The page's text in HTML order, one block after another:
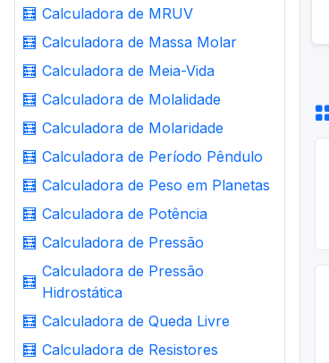
🧮 Calculadora de MRUV
🧮 Calculadora de Massa Molar
🧮 Calculadora de Meia-Vida
🧮 Calculadora de Molalidade
🧮 Calculadora de Molaridade
🧮 Calculadora de Período Pêndulo
🧮 Calculadora de Peso em Planetas
🧮 Calculadora de Potência
🧮 Calculadora de Pressão
🧮
Calculadora de Pressão
Hidrostática
🧮 Calculadora de Queda Livre
🧮 Calculadora de Resistores